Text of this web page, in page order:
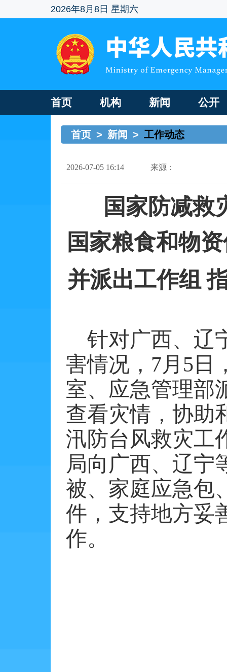
2026年8月8日 星期六
首页 机构 新闻 公开
首页 > 新闻 > 工作动态
2026-07-05 16:14 来源：
国家防减救
国家粮食和物
并派出工作组
针对广西、辽
害情况， 7月 5 日
室、应急管理部
查看灾情，协助
汛防台风救灾工
局向广西、辽宁
被、家庭应急包
件，支持地方妥
作。